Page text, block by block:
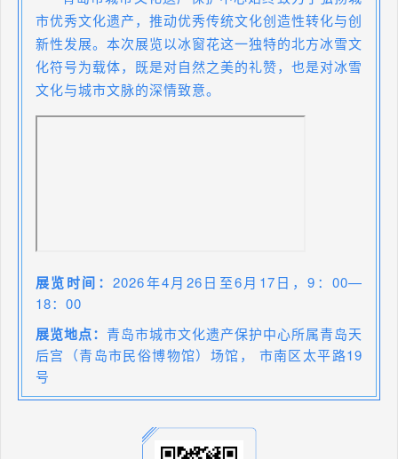
市优秀文化遗产，推动优秀传统文化创造性转化与创
新性发展。本次展览以冰窗花这一独特的北方冰雪文
化符号为载体，既是对自然之美的礼赞，也是对冰雪
文化与城市文脉的深情致意。
展览时间：2026年4月26日至6月17日，9：00—
18：00
展览地点： 青岛市城市文化遗产保护中心所属青岛天
后宫（青岛市民俗博物馆）场馆， 市南区太平路19
号